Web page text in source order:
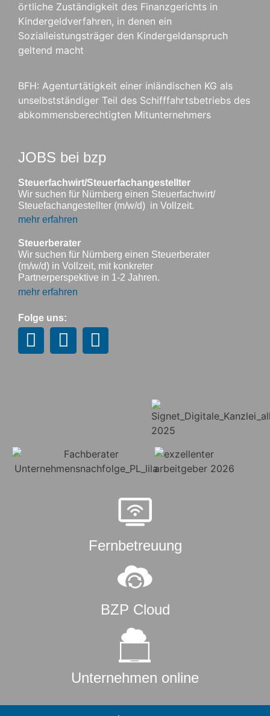
örtliche Zuständigkeit des Finanzgerichts in
Kindergeldverfahren, in denen ein
Sozialleistungsträger den Kindergeldanspruch
geltend macht
BFH: Agenturtätigkeit einer inländischen KG als
unselbstständiger Teil des Schifffahrtsbetriebs des
abkommensberechtigten Mitunternehmers
JOBS bei bzp
Steuerfachwirt/Steuerfachangestellter
Wir suchen für Nürnberg einen Steuerfachwirt/
Steuefachangestellter (m/w/d) in Vollzeit.
mehr erfahren
Steuerberater
Wir suchen für Nürnberg einen Steuerberater
(m/w/d) in Vollzeit, mit konkreter
Partnerperspektive in 1-2 Jahren.
mehr erfahren
Folge uns:
Fernbetreuung
BZP Cloud
Unternehmen online